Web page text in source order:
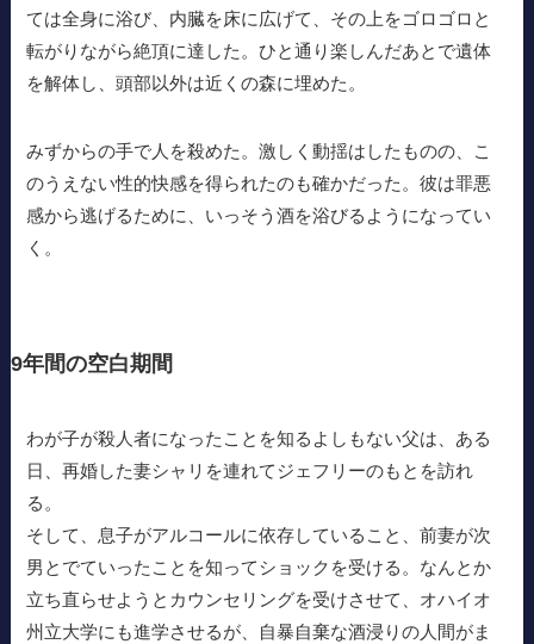
ては全身に浴び、内臓を床に広げて、その上をゴロゴロと
転がりながら絶頂に達した。ひと通り楽しんだあとで遺体
を解体し、頭部以外は近くの森に埋めた。
みずからの手で人を殺めた。激しく動揺はしたものの、こ
のうえない性的快感を得られたのも確かだった。彼は罪悪
感から逃げるために、いっそう酒を浴びるようになってい
く。
9年間の空白期間
わが子が殺人者になったことを知るよしもない父は、ある
日、再婚した妻シャリを連れてジェフリーのもとを訪れ
る。
そして、息子がアルコールに依存していること、前妻が次
男とでていったことを知ってショックを受ける。なんとか
立ち直らせようとカウンセリングを受けさせて、オハイオ
州立大学にも進学させるが、自暴自棄な酒浸りの人間がま